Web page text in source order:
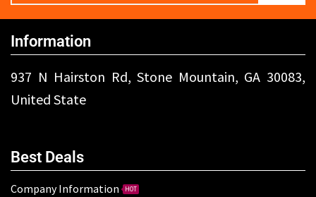
Information
937 N Hairston Rd, Stone Mountain, GA 30083,
United State
Best Deals
Company Information HOT